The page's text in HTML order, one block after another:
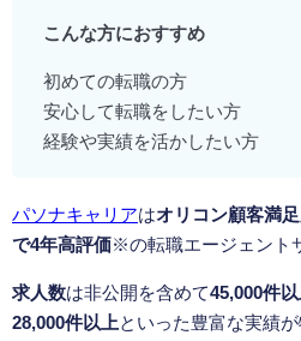
こんな方におすすめ
初めての転職の方
安心して転職をしたい方
経験や実績を活かしたい方
パソナキャリアはオリコン顧客満
で4年高評価※の転職エージェント
求人数は非公開を含めて45,000件以
28,000件以上 といった豊富な実績